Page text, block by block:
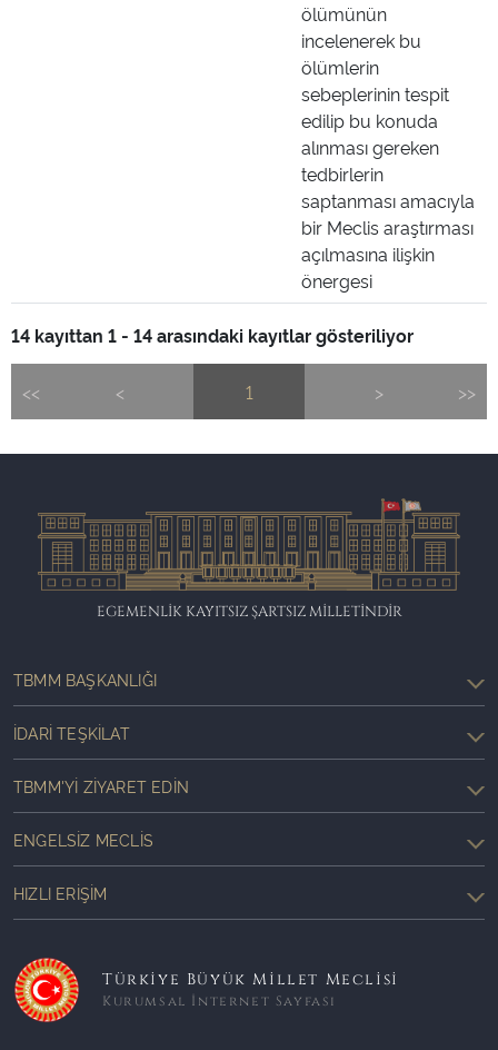
ölümünün
incelenerek bu
ölümlerin
sebeplerinin tespit
edilip bu konuda
alınması gereken
tedbirlerin
saptanması amacıyla
bir Meclis araştırması
açılmasına ilişkin
önergesi
14 kayıttan 1 - 14 arasındaki kayıtlar gösteriliyor
<< < 1 > >>
EGEMENLİK KAYITSIZ ŞARTSIZ MİLLETİNDİR
TBMM BAŞKANLIĞI
İDARI TEŞKILAT
TBMM'YI ZIYARET EDIN
ENGELSIZ MECLIS
HIZLI ERIŞIM
Türkiye Büyük Millet Meclisi
Kurumsal İnternet Sayfası